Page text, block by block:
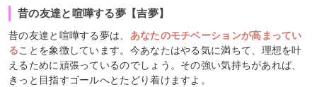
昔の友達と喧嘩する夢【吉夢】
昔の友達と喧嘩する夢は、 あなたのモチベーションが高まってい
ることを象徴しています。今あなたはやる気に満ちて、理想を叶
えるために頑張っているのでしょう。その強い気持ちがあれば、
きっと目指すゴールへとたどり着けますよ。